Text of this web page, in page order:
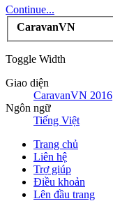
Continue...
CaravanVN
Toggle Width
Giao diện
CaravanVN 2016
Ngôn ngữ
Tiếng Việt
Trang chủ
Liên hệ
Trợ giúp
Điều khoản
Lên đầu trang